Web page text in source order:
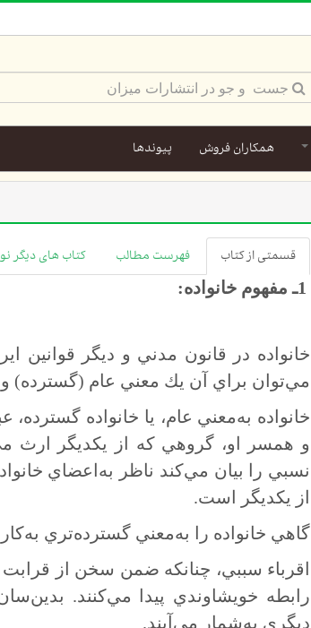
همکاران فروش پیوندها
قسمتی از کتاب فهرست مطالب کتاب های دیگر
1ـ مفهوم خانواده:
خانواده در قانون مدني و ديگر
مي‌توان براي آن يك معني عام
خانواده به‌معني عام، يا خانواده
نسبي را بيان مي‌كند ناظر به‌اعضاي
از يكديگر است.
گاهي خانواده را به‌معني گسترده‌تري
اقرباء سببي، چنانكه ضمن سخن از
رابطه خويشاوندي پيدا مي‌كنند.
ديگري به‌شمار مي‌آيند.